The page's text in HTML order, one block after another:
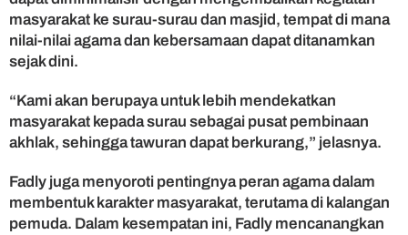
i
d
P
r
o
a
m
B
masyarakat ke surau-surau dan masjid, tempat di mana
nilai-nilai agama dan kebersamaan dapat ditanamkan
sejak dini.
“Kami akan berupaya untuk lebih mendekatkan
masyarakat kepada surau sebagai pusat pembinaan
akhlak, sehingga tawuran dapat berkurang,” jelasnya.
Fadly juga menyoroti pentingnya peran agama dalam
membentuk karakter masyarakat, terutama di kalangan
pemuda. Dalam kesempatan ini, Fadly mencanangkan